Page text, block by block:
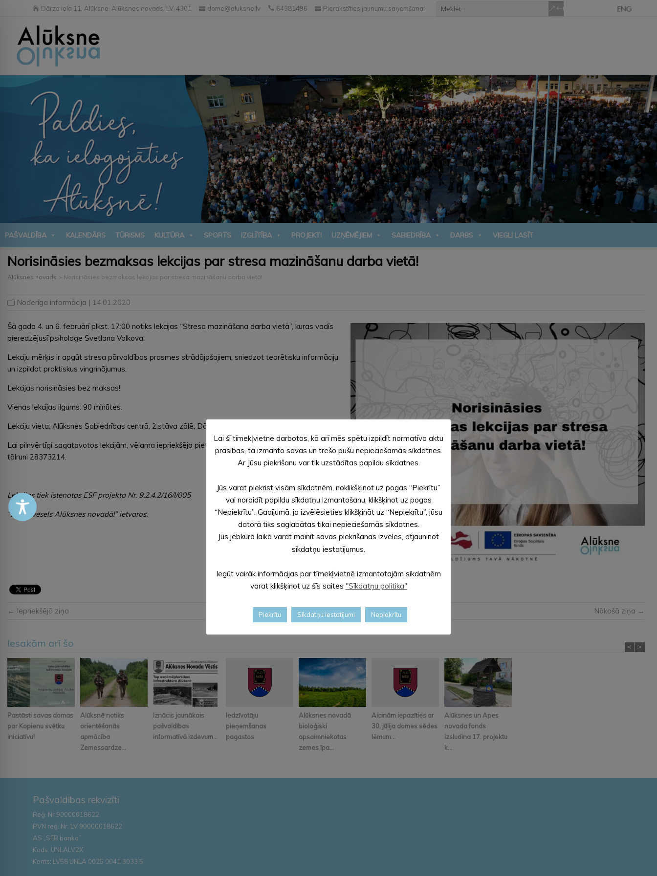
Dārza iela 11, Alūksne, Alūksnes novads, LV-4301 dome@aluksne.lv 64381496 Pierakstīties jaunumu saņemšanai
PAŠVALDĪBA KALENDĀRS TŪRISMS KULTŪRA SPORTS IZGLĪTĪBA PROJEKTI UZŅĒMĒJIEM SABIEDRĪBA DARBS VIEGLI LASĪT
Norisināsies bezmaksas lekcijas par stresa mazināšanu darba vietā!
Alūksnes novads > Norisināsies bezmaksas lekcijas par stresa mazināšanu darba vietā!
Noderīga informācija | 14.01.2020
Šā gada 4. un 6. februārī plkst. 17:00 notiks lekcijas “Stresa mazināšana darba vietā”, kuras vadīs
pieredzējusī psiholoģe Svetlana Volkova.
Lekciju mērķis ir apgūt stresa pārvaldības prasmes strādājošajiem, sniedzot teorētisku informāciju
un izpildot praktiskus vingrinājumus.
Lekcijas norisināsies bez maksas!
Vienas lekcijas ilgums: 90 minūtes.
Lekciju vieta: Alūksnes Sabiedrības centrā, 2.stāva zālē, Dārza ielā 8, Alūksnē.
Lai pilnvērtīgi sagatavotos lekcijām, vēlama iepriekšēja pieteikšanās pie Svetlanas Volkovas pa
tālruni 28373214.
Lekcijas tiek īstenotas ESF projekta Nr. 9.2.4.2/16/I/005
“Dzīvo vesels Alūksnes novadā!” ietvaros.
← Iepriekšējā ziņa Nākošā ziņa →
Iesakām arī šo
Pastāsti savas domas
par Kopienu svētku
iniciatīvu!
Alūksnē notiks
orientēšanās
apmācība
Zemessardze...
Iznācis jaunākais
pašvaldības
informatīvā izdevum...
Iedzīvotāju
pieņemšanas
pagastos
Alūksnes novadā
bioloģiski
apsaimniekotas
zemes īpa...
Aicinām iepazīties ar
30. jūlija domes sēdes
lēmum...
Alūksnes un Apes
novada fonds
izsludina 17. projektu
k...
< >
Pašvaldības rekvizīti
Reģ. Nr.90000018622
PVN reģ. Nr. LV 90000018622
AS „SEB banka”
Kods: UNLALV2X
Konts: LV58 UNLA 0025 0041 3033 5
Lai šī tīmekļvietne darbotos, kā arī mēs spētu izpildīt normatīvo aktu
prasības, tā izmanto savas un trešo pušu nepieciešamās sīkdatnes.
Ar Jūsu piekrišanu var tik uzstādītas papildu sīkdatnes.
Jūs varat piekrist visām sīkdatnēm, noklikšķinot uz pogas “Piekrītu”
vai noraidīt papildu sīkdatņu izmantošanu, klikšķinot uz pogas
“Nepiekrītu”. Gadījumā, ja izvēlēsieties klikšķināt uz “Nepiekrītu”, jūsu
datorā tiks saglabātas tikai nepieciešamās sīkdatnes.
Jūs jebkurā laikā varat mainīt savas piekrišanas izvēles, atjauninot
sīkdatņu iestatījumus.
Iegūt vairāk informācijas par tīmekļvietnē izmantotajām sīkdatnēm
varat klikšķinot uz šīs saites "Sīkdatņu politika"
Piekrītu Sīkdatņu iestatījumi Nepiekrītu